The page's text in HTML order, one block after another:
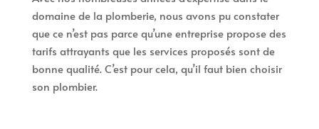
domaine de la plomberie, nous avons pu constater
que ce n’est pas parce qu’une entreprise propose des
tarifs attrayants que les services proposés sont de
bonne qualité. C’est pour cela, qu’il faut bien choisir
son plombier.